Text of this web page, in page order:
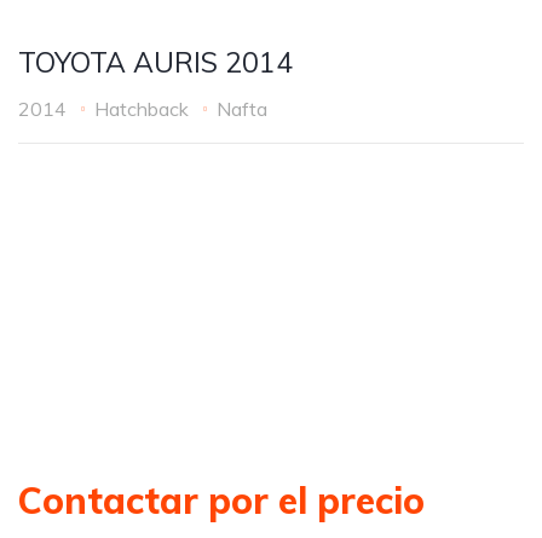
TOYOTA AURIS 2014
2014 Hatchback Nafta
Contactar por el precio